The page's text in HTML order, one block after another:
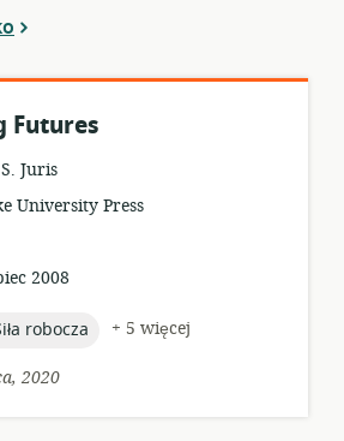
Futures
Juris
University Press
2008
robocza
+ 5 więcej
2020